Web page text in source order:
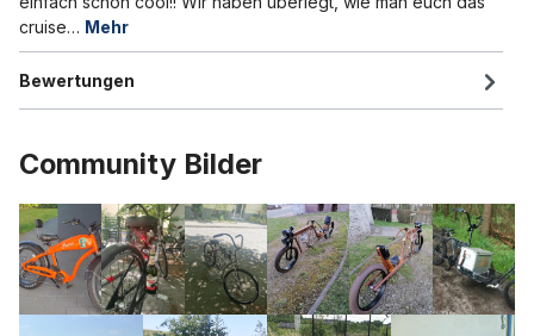
cruise… Mehr
Bewertungen
Community Bilder